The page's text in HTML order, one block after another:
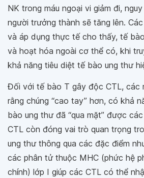
NK trong máu ngoại vi giảm đi,
người trưởng thành sẽ tăng lên.
và áp dụng thực tế cho thấy, tế
và hoạt hóa ngoài cơ thể có, khi
khả năng tiêu diệt tế bào ung thư
Đối với tế bào T gây độc CTL, các
rằng chúng “cao tay” hơn, có khả
bào ung thư đã “qua mặt” được
CTL còn đóng vai trò quan trọng
ung thư thông qua các đặc điểm
các phân tử thuộc MHC (phức hệ
chính) lớp I giúp các CTL có thể